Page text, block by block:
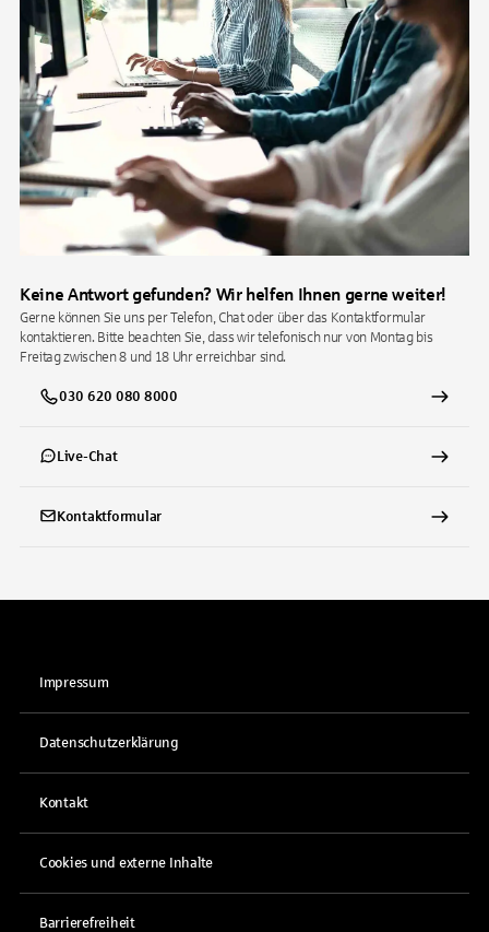
Keine Antwort gefunden? Wir helfen Ihnen gerne weiter!
Gerne können Sie uns per Telefon, Chat oder über das Kontaktformular
kontaktieren. Bitte beachten Sie, dass wir telefonisch nur von Montag bis
Freitag zwischen 8 und 18 Uhr erreichbar sind.
030 620 080 8000
Live-Chat
Kontaktformular
Impressum
Datenschutzerklärung
Kontakt
Cookies und externe Inhalte
Barrierefreiheit